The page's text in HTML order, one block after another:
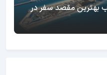
بهترین مقصد سفر در